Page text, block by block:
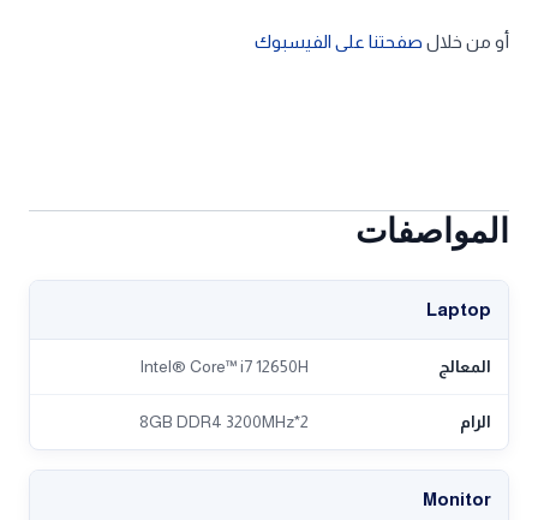
أو من خلال صفحتنا على الفيسبوك
المواصفات
Laptop
المعالج Intel® Core™ i7 12650H
الرام 2*8GB DDR4 3200MHz
Monitor